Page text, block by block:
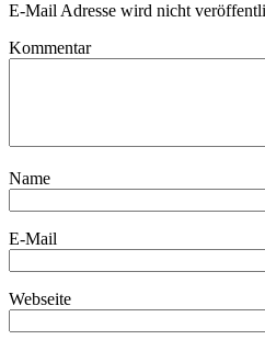
E-Mail Adresse wird nicht
Kommentar
Name
E-Mail
Webseite